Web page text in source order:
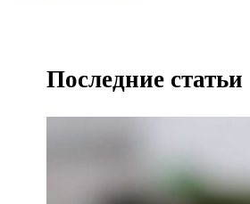
Последние статьи